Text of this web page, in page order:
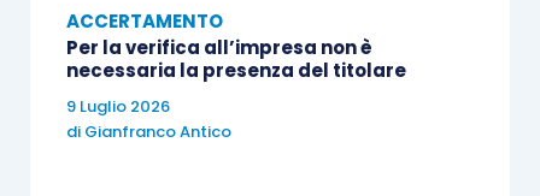
Analizzando il numero delle comunicazioni che
ogni anno l’Agenzia delle Entrate invia ai
contribuenti, si può capire la portata innovativa e
dirompente delle
ACCERTAMENTO
Per la verifica all’impresa non è
necessaria la presenza del titolare
9 Luglio 2026
di Gianfranco Antico